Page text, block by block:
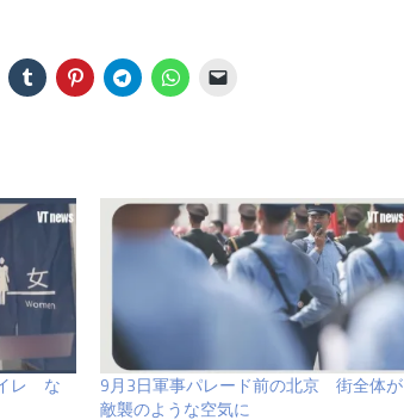
レ な
9月3日軍事パレード前の北京 街全体が
敵襲のような空気に